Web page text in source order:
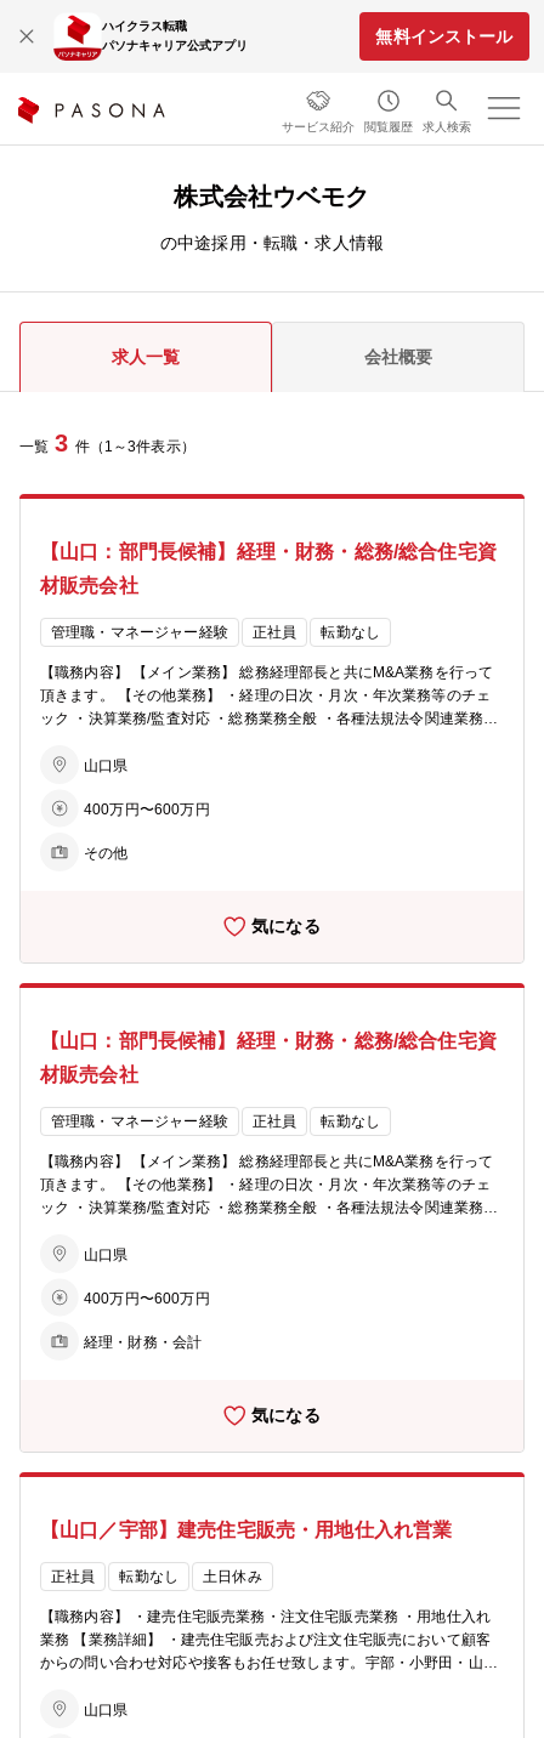
ハイクラス転職
パソナキャリア公式アプリ
無料インストール
サービス紹介 閲覧履歴 求人検索
株式会社ウベモク
の中途採用・転職・求人情報
求人一覧 会社概要
一覧 3 件（1～3件表示）
【山口：部門長候補】経理・財務・総務/総合住宅資
材販売会社
管理職・マネージャー経験 正社員 転勤なし
【職務内容】 【メイン業務】 総務経理部長と共にM&A業務を行って
頂きます。 【その他業務】 ・経理の日次・月次・年次業務等のチェ
ック ・決算業務/監査対応 ・総務業務全般 ・各種法規法令関連業務
ております。 事業の強化、新たな利益の獲得のためM&Aを行ってお
社員3名を含む）のメンバーが活躍しています。 ■入社後の流れ： 先
務経理部長と共にM&A業務について学んで頂きます。将来的には採用
山口県
400万円〜600万円
その他
気になる
【山口：部門長候補】経理・財務・総務/総合住宅資
材販売会社
管理職・マネージャー経験 正社員 転勤なし
【職務内容】 【メイン業務】 総務経理部長と共にM&A業務を行って
頂きます。 【その他業務】 ・経理の日次・月次・年次業務等のチェ
ック ・決算業務/監査対応 ・総務業務全般 ・各種法規法令関連業務
ております。 事業の強化、新たな利益の獲得のためM&Aを行ってお
社員3名を含む）のメンバーが活躍しています。 ■入社後の流れ： 先
務経理部長と共にM&A業務について学んで頂きます。将来的には採用
山口県
400万円〜600万円
経理・財務・会計
気になる
【山口／宇部】建売住宅販売・用地仕入れ営業
正社員 転勤なし 土日休み
【職務内容】 ・建売住宅販売業務・注文住宅販売業務 ・用地仕入れ
業務 【業務詳細】 ・建売住宅販売および注文住宅販売において顧客
からの問い合わせ対応や接客もお任せ致します。宇部・小野田・山
アを中心に不動産業者から土地情報を仕入れ、建売住宅を建築するた
山口県